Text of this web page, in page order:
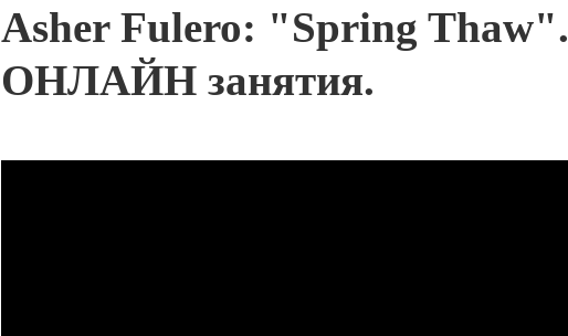
Asher Fulero: "Spring Thaw".
ОНЛАЙН занятия.